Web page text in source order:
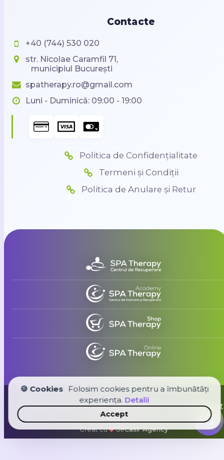
Contacte
+40 (744) 530 020
str. Nicolae Caramfil 71,
municipiul București
spatherapy.ro@gmail.com
Luni - Duminică: 09:00 - 19:00
Politica de Confidențialitate
Termeni și Condiții
Politica de Anulare și Retur
Spa Therapy Group © 2026. Toate drepturile sunt
rezervate
Creat cu deCasîr Agency
🍪 Cookies
Folosim cookies pentru a îmbunătăți
experiența. Detalii
Accept